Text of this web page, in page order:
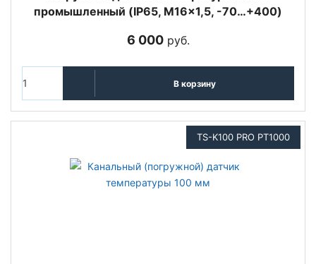
промышленный (IP65, M16x1,5, -70…+400)
6 000руб.
В корзину
TS-K100 PRO PT1000